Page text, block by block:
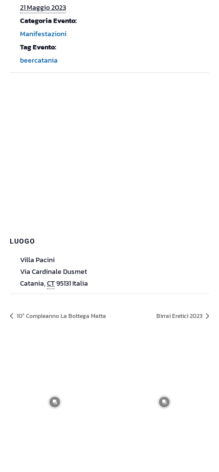
21 Maggio 2023
Categoria Evento:
Manifestazioni
Tag Evento:
beercatania
LUOGO
Villa Pacini
Via Cardinale Dusmet
Catania,CT95131Italia
10° Compleanno La Bottega Matta Birrai Eretici 2023